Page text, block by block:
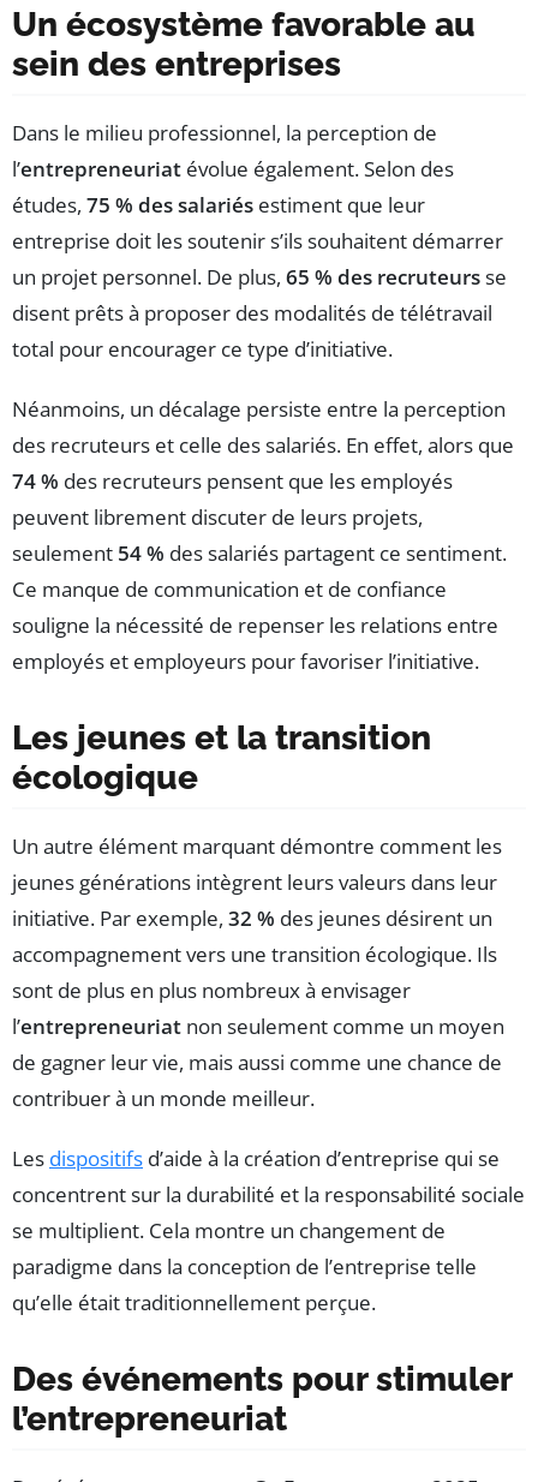
Un écosystème favorable au
sein des entreprises
Dans le milieu professionnel, la perception de
l’entrepreneuriat évolue également. Selon des
études, 75 % des salariés estiment que leur
entreprise doit les soutenir s’ils souhaitent démarrer
un projet personnel. De plus, 65 % des recruteursse
disent prêts à proposer des modalités de télétravail
total pour encourager ce type d’initiative.
Néanmoins, un décalage persiste entre la perception
des recruteurs et celle des salariés. En effet, alors que
74 % des recruteurs pensent que les employés
peuvent librement discuter de leurs projets,
seulement 54 % des salariés partagent ce sentiment.
Ce manque de communication et de confiance
souligne la nécessité de repenser les relations entre
employés et employeurs pour favoriser l’initiative.
Les jeunes et la transition
écologique
Un autre élément marquant démontre comment les
jeunes générations intègrent leurs valeurs dans leur
initiative. Par exemple, 32 % des jeunes désirent un
accompagnement vers une transition écologique. Ils
sont de plus en plus nombreux à envisager
l’entrepreneuriat non seulement comme un moyen
de gagner leur vie, mais aussi comme une chance de
contribuer à un monde meilleur.
Les dispositifs d’aide à la création d’entreprise qui se
concentrent sur la durabilité et la responsabilité sociale
se multiplient. Cela montre un changement de
paradigme dans la conception de l’entreprise telle
qu’elle était traditionnellement perçue.
Des événements pour stimuler
l’entrepreneuriat